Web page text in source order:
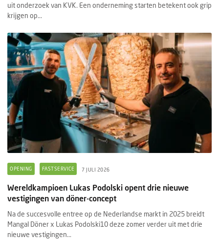
uit onderzoek van KVK. Een onderneming starten betekent ook grip
krijgen op...
OPENING FASTSERVICE 7 JULI 2026
Wereldkampioen Lukas Podolski opent drie nieuwe
vestigingen van döner-concept
Na de succesvolle entree op de Nederlandse markt in 2025 breidt
Mangal Döner x Lukas Podolski10 deze zomer verder uit met drie
nieuwe vestigingen...